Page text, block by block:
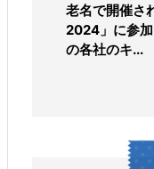
老名で開催さ
2024」に参
の各社のキ...